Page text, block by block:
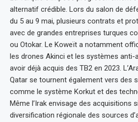
alternatif crédible. Lors du salon de
du 5 au 9 mai, plusieurs contrats et
avec de grandes entreprises turques
ou Otokar. Le Koweït a notamment
les drones Akinci et les systèmes anti-
avoir déjà acquis des TB2 en 2023.
Qatar se tournent également vers des
comme le système Korkut et des
Même l’Irak envisage des acquisitions
diversification régionale des sources